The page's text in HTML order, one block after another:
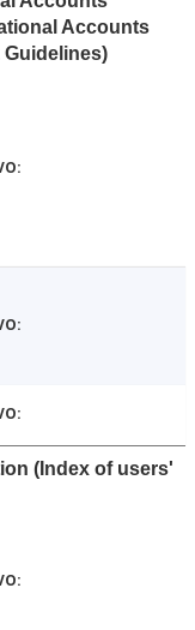
Accounts
Guidelines)
(Index of users'